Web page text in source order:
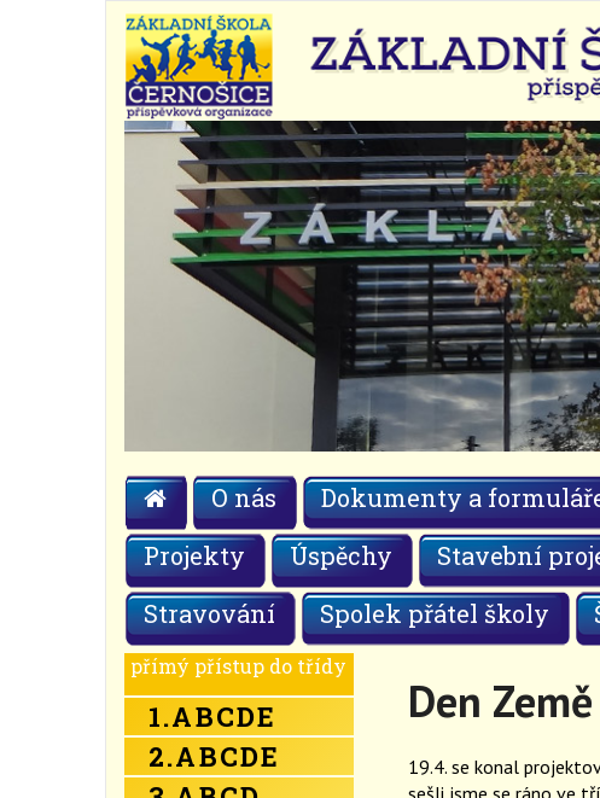
O nás Dokumenty a
Projekty
Úspěchy Stavební
Stravování
Spolek přátel školy
přímý přístup do třídy
1.ABCDE
2.ABCDE
Den Země
19.4. se konal